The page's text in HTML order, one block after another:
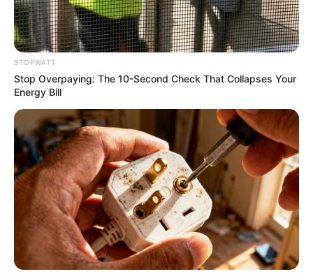
She Spent A Fortune To Look Like A Modern-Day
Barbie
BRAINBERRIES
STOPWATT
Stop Overpaying: The 10-Second Check That Collapses Your
Energy Bill